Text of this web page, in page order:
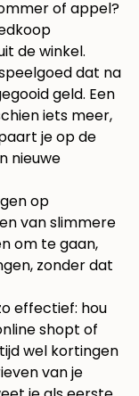
of appel?
de winkel.
dat na
geld. Een
iets meer,
je op de
nieuwe
op
van slimmere
om te gaan,
zonder dat
effectief: hou
shopt of
wel kortingen
van je